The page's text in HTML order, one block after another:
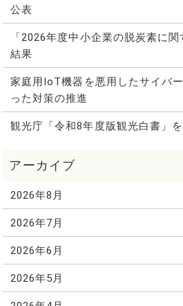
公表
「2026年度中小企業の脱炭素に
結果
家庭用IoT機器を悪用したサイバ
った対策の推進
観光庁「令和8年度版観光白書」
2026年8月
2026年7月
2026年6月
2026年5月